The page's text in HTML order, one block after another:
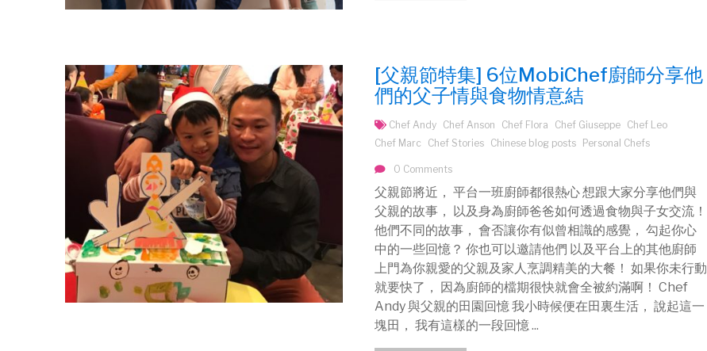
[父親節特集] 6位MobiChef廚師分享他
們的父子情與食物情意結
Chef Andy Chef Anson Chef Flora Chef Giuseppe Chef Leo
Chef Marc
Chef Stories Chinese blog posts Personal Chefs
0 Comments
父親節將近， 平台一班廚師都很熱心 想跟大家分享他們與
父親的故事， 以及身為廚師爸爸如何透過食物與子女交流！
他們不同的故事， 會否讓你有似曾相識的感覺， 勾起你心
中的一些回憶？ 你也可以邀請他們 以及平台上的其他廚師
上門為你親愛的父親及家人烹調精美的大餐！ 如果你未行動
就要快了， 因為廚師的檔期很快就會全被約滿啊！ Chef
Andy 與父親的田園回憶 我小時候便在田裏生活， 說起這一
塊田， 我有這樣的一段回憶 ...